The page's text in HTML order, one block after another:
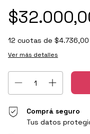
12 cuotas de $4.736,00
Ver más detalles
Comprá seguro
Tus datos